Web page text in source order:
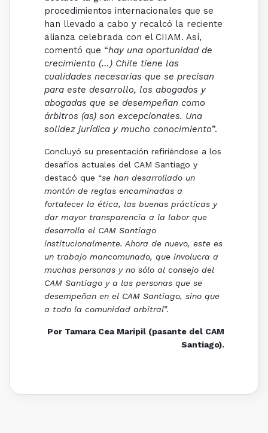
procedimientos internacionales que se
han llevado a cabo y recalcó la reciente
alianza celebrada con el CIIAM. Así,
comentó que “hay una oportunidad de
crecimiento (…) Chile tiene las
cualidades necesarias que se precisan
para este desarrollo, los abogados y
abogadas que se desempeñan como
árbitros (as) son excepcionales. Una
solidez jurídica y mucho conocimiento”.
Concluyó su presentación refiriéndose a los
desafíos actuales del CAM Santiago y
destacó que “se han desarrollado un
montón de reglas encaminadas a
fortalecer la ética, las buenas prácticas y
dar mayor transparencia a la labor que
desarrolla el CAM Santiago
institucionalmente. Ahora de nuevo, este es
un trabajo mancomunado, que involucra a
muchas personas y no sólo al consejo del
CAM Santiago y a las personas que se
desempeñan en el CAM Santiago, sino que
a todo la comunidad arbitral”.
Por Tamara Cea Maripil (pasante del CAM
Santiago).